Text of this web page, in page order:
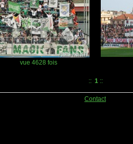
vue 4628 fois
:: 1::
Contact